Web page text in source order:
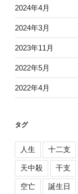
2024年4月
2024年3月
2023年11月
2022年5月
2022年4月
タグ
人生 十二支
天中殺 干支
空亡 誕生日